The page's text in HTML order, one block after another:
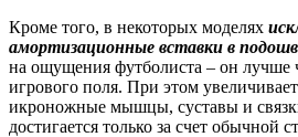
Кроме того, в некоторых моделях
амортизационные вставки в
на ощущения футболиста – он лучше
игрового поля. При этом
икроножные мышцы, суставы и
достигается только за счет обычной